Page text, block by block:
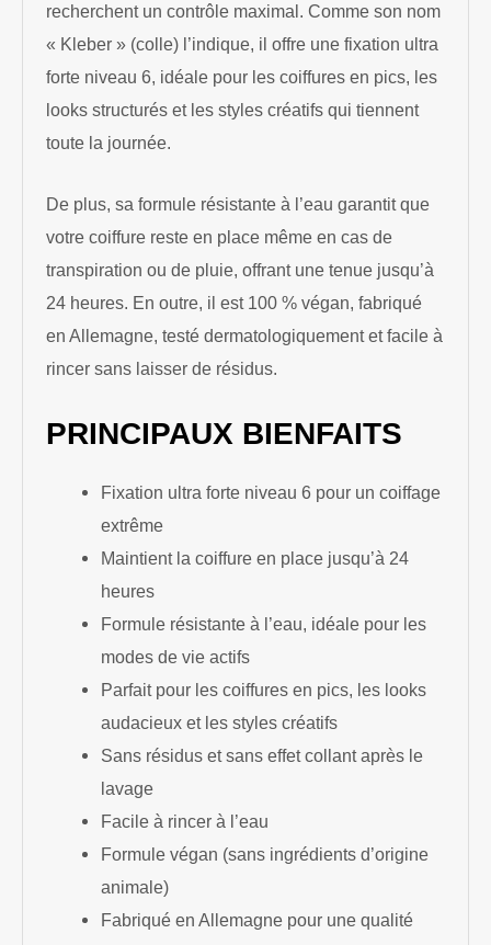
recherchent un contrôle maximal. Comme son nom
« Kleber » (colle) l’indique, il offre une fixation ultra
forte niveau 6, idéale pour les coiffures en pics, les
looks structurés et les styles créatifs qui tiennent
toute la journée.
De plus, sa formule résistante à l’eau garantit que
votre coiffure reste en place même en cas de
transpiration ou de pluie, offrant une tenue jusqu’à
24 heures. En outre, il est 100 % végan, fabriqué
en Allemagne, testé dermatologiquement et facile à
rincer sans laisser de résidus.
PRINCIPAUX BIENFAITS
Fixation ultra forte niveau 6 pour un coiffage
extrême
Maintient la coiffure en place jusqu’à 24
heures
Formule résistante à l’eau, idéale pour les
modes de vie actifs
Parfait pour les coiffures en pics, les looks
audacieux et les styles créatifs
Sans résidus et sans effet collant après le
lavage
Facile à rincer à l’eau
Formule végan (sans ingrédients d’origine
animale)
Fabriqué en Allemagne pour une qualité